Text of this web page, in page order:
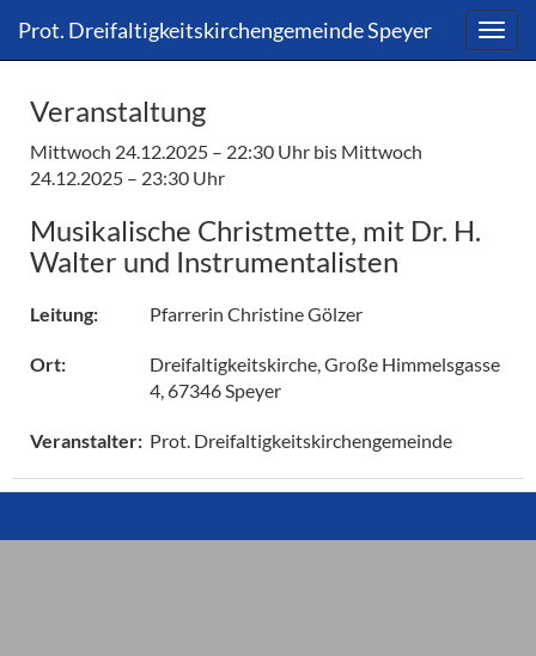
zum
Inhalt
Prot. Dreifaltigkeitskirchengemeinde Speyer
zum
Inhalt
Veranstaltung
Mittwoch 24.12.2025 – 22:30 Uhr bis Mittwoch
24.12.2025 – 23:30 Uhr
Musikalische Christmette, mit Dr. H.
Walter und Instrumentalisten
Leitung: Pfarrerin Christine Gölzer
Ort:
Dreifaltigkeitskirche, Große Himmelsgasse
4, 67346 Speyer
Veranstalter: Prot. Dreifaltigkeitskirchengemeinde